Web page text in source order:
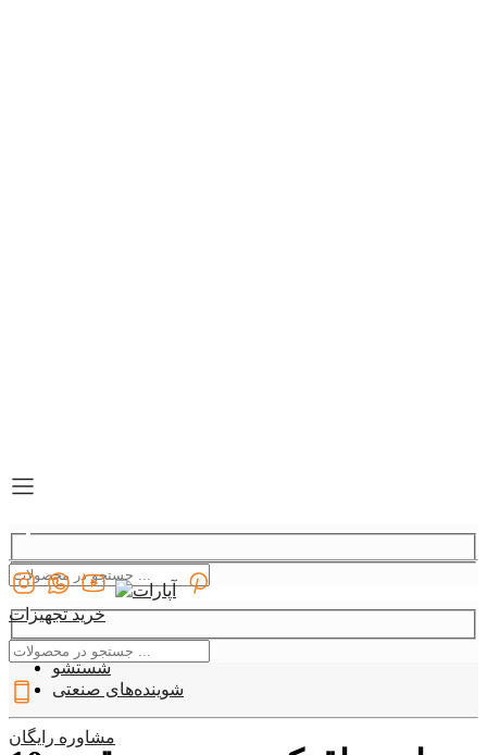
خرید تجهیزات
09127907330
مشاوره رایگان
دسته بندی
شستشو
شوینده‌های صنعتی